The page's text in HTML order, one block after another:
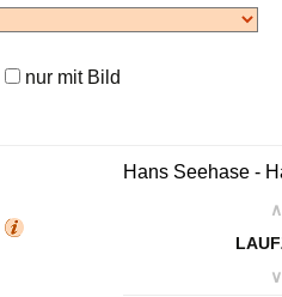
nur mit Bild
Hans Seehase -
∧
∨